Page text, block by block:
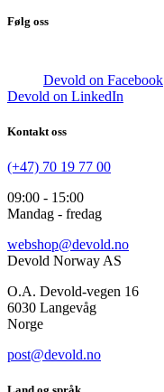
Følg oss
Devold on Facebook
Devold on LinkedIn
Kontakt oss
(+47) 70 19 77 00
09:00 - 15:00
Mandag - fredag
webshop@devold.no
Devold Norway AS
O.A. Devold-vegen 16
6030 Langevåg
Norge
post@devold.no